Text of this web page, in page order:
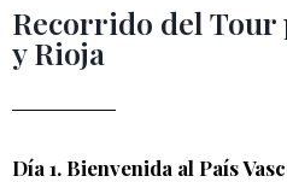
Recorrido del Tour
y Rioja
Día 1. Bienvenida al País